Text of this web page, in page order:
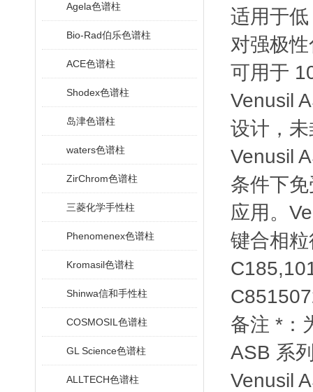
Agela色谱柱
Bio-Rad伯乐色谱柱
ACE色谱柱
Shodex色谱柱
岛津色谱柱
waters色谱柱
ZirChrom色谱柱
三菱化学手性柱
Phenomenex色谱柱
Kromasil色谱柱
Shinwa信和手性柱
COSMOSIL色谱柱
GL Science色谱柱
ALLTECH色谱柱
适用于
对强极
可用于
Venusil
设计，
Venusil
条件下
应用。
键合相粒
C185,10
C851507
备注 *：
ASB 系
Venusil